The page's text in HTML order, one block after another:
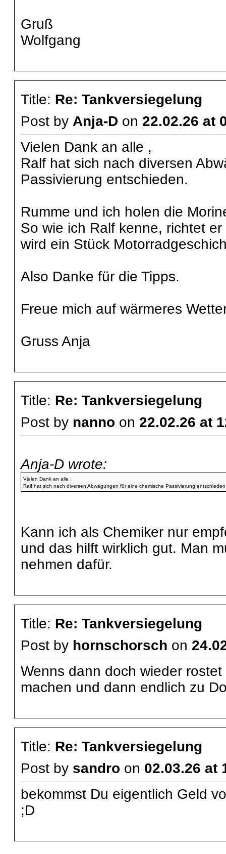
Gruß
Wolfgang
Title: Re: Tankversiegelung
Post by Anja-D on 22.02.26 at
Vielen Dank an alle ,
Ralf hat sich nach diversen
Passivierung entschieden.
Rumme und ich holen die
So wie ich Ralf kenne, richtet
wird ein Stück
Also Danke für die Tipps.
Freue mich auf wärmeres
Gruss Anja
Title: Re: Tankversiegelung
Post by nanno on 22.02.26 at
Anja-D wrote:
Vielen Dank an alle ,
Ralf hat sich nach diversen Abwägungen für eine chemische Passivierung
Kann ich als Chemiker nur
und das hilft wirklich gut. Man
nehmen dafür.
Title: Re: Tankversiegelung
Post by hornschorsch on
Wenns dann doch wieder
machen und dann endlich zu
Title: Re: Tankversiegelung
Post by sandro on 02.03.26 at
bekommst Du eigentlich Geld
;D